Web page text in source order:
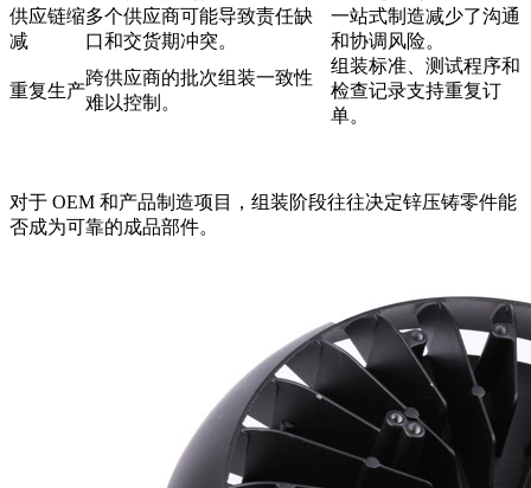
供应链缩
减
多个供应商可能导致责任缺
口和交货期冲突。
一站式制造减少了沟通
和协调风险。
重复生产
跨供应商的批次组装一致性
难以控制。
组装标准、测试程序和
检查记录支持重复订
单。
对于 OEM 和产品制造项目，组装阶段往往决定锌压铸零件能
否成为可靠的成品部件。